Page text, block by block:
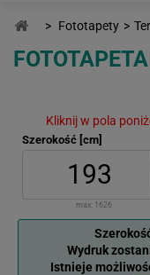
> Fototapety >
Kliknij w pola
Szerokość [cm]
max: 1626
Wydruk
Istnieje